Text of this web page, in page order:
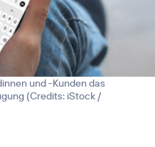
und -Kunden das
(Credits: iStock /